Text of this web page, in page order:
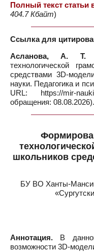
Полный текст статьи
404.7 Кбайт)
Ссылка для
Асланова, А. Т.
технологической
средствами 3D-
науки. Педагогика и
URL: https://mir-
обращения: 08.08.2026).
школьников
БУ ВО Ханты-
Аннотация. В
возможности 3D-